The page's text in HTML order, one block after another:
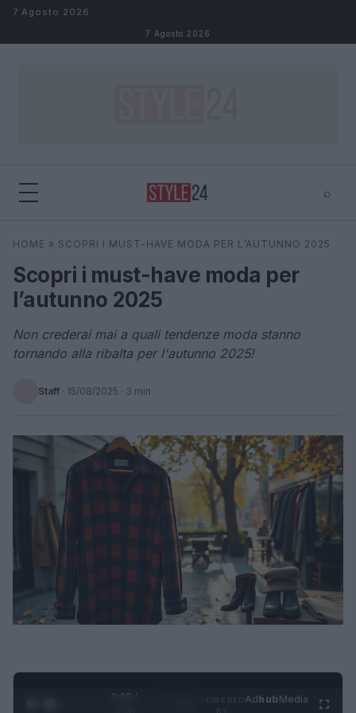
Salta al contenuto
7 Agosto 2026
7 Agosto 2026
⌕
Cerca ⌕ ×
HOME » SCOPRI I MUST-HAVE MODA PER L’AUTUNNO 2025
Scopri i must-have moda per
l’autunno 2025
Non crederai mai a quali tendenze moda stanno
tornando alla ribalta per l'autunno 2025!
Staff · 15/08/2025 · 3 min
0:29 /
AdhubMedia